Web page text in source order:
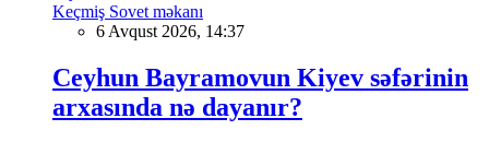
Keçmiş Sovet məkanı
6 Avqust 2026, 14:37
Ceyhun Bayramovun Kiyev səfərinin
arxasında nə dayanır?